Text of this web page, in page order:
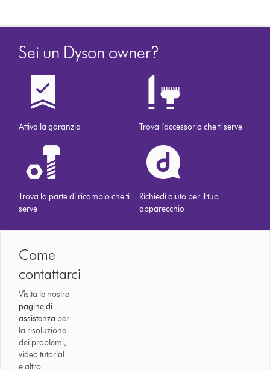
Sei un Dyson owner?
Attiva la garanzia Trova l'accessorio che ti serve
Trova la parte di ricambio che ti
serve
Richiedi aiuto per il tuo
apparecchio
Come
contattarci
Visita le nostre
pagine di
assistenza per
la risoluzione
dei problemi,
video tutorial
e altro